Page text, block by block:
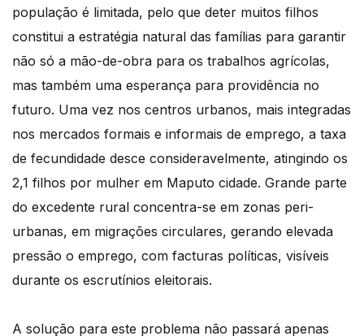
população é limitada, pelo que deter muitos filhos
constitui a estratégia natural das famílias para garantir
não só a mão-de-obra para os trabalhos agrícolas,
mas também uma esperança para providência no
futuro. Uma vez nos centros urbanos, mais integradas
nos mercados formais e informais de emprego, a taxa
de fecundidade desce consideravelmente, atingindo os
2,1 filhos por mulher em Maputo cidade. Grande parte
do excedente rural concentra-se em zonas peri-
urbanas, em migrações circulares, gerando elevada
pressão o emprego, com facturas políticas, visíveis
durante os escrutínios eleitorais.
A solução para este problema não passará apenas